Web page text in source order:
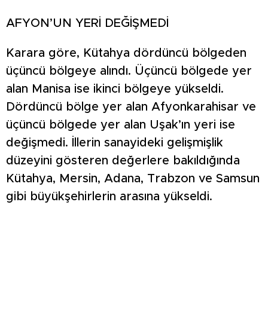
AFYON’UN YERİ DEĞİŞMEDİ
Karara göre, Kütahya dördüncü bölgeden
üçüncü bölgeye alındı. Üçüncü bölgede yer
alan Manisa ise ikinci bölgeye yükseldi.
Dördüncü bölge yer alan Afyonkarahisar ve
üçüncü bölgede yer alan Uşak’ın yeri ise
değişmedi. İllerin sanayideki gelişmişlik
düzeyini gösteren değerlere bakıldığında
Kütahya, Mersin, Adana, Trabzon ve Samsun
gibi büyükşehirlerin arasına yükseldi.